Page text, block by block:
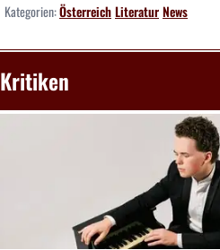
Kategorien:ÖsterreichLiteraturNews
Kritiken